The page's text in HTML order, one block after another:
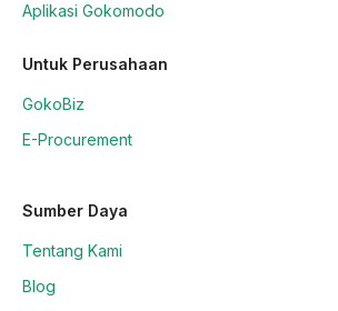
Aplikasi Gokomodo
Untuk Perusahaan
GokoBiz
E-Procurement
Sumber Daya
Tentang Kami
Blog